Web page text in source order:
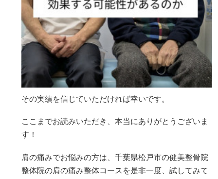
その実績を信じていただければ幸いです。
ここまでお読みいただき、本当にありがとうございま
す！
肩の痛みでお悩みの方は、千葉県松戸市の健美整骨院
整体院の肩の痛み整体コースを是非一度、試してみて